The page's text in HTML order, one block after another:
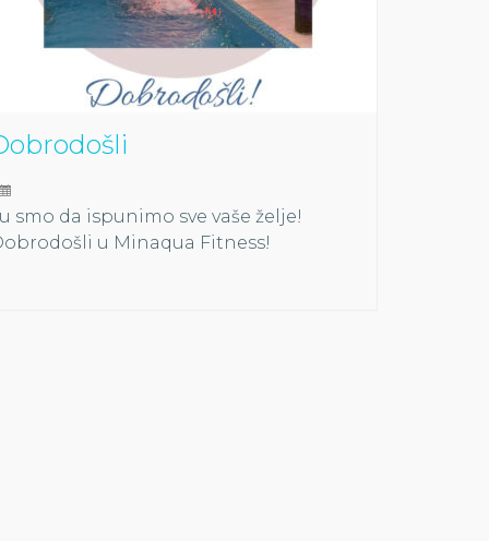
smo da ispunimo sve vaše želje!
u Minaqua Fitness!